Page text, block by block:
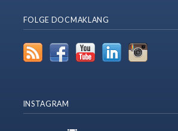
FOLGE DOCMAKLANG
INSTAGRAM